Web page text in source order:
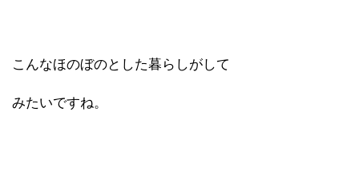
こんなほのぼのとした暮らしがして
みたいですね。